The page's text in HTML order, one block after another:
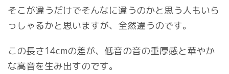
そこが違うだけでそんなに違うのかと思う人もいら
っしゃるかと思いますが、全然違うのです。
この長さ14cmの差が、低音の音の重厚感と華やか
な高音を生み出すのです。